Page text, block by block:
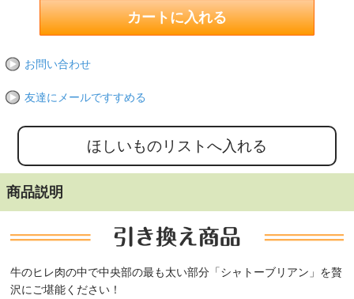
お問い合わせ
友達にメールですすめる
商品説明
牛のヒレ肉の中で中央部の最も太い部分「シャトーブリアン」を贅
沢にご堪能ください！